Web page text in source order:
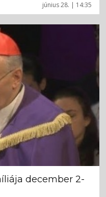
június 28. | 14:35
december 2-